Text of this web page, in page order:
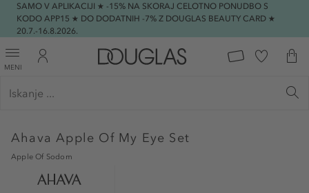
SAMO V APLIKACIJI ★ -15% NA SKORAJ CELOTNO PONUDBO S
KODO APP15 ★ DO DODATNIH -7% Z DOUGLAS BEAUTY CARD ★
20.7.-16.8.2026.
MENI
AhavaApple Of My Eye Set
Apple Of Sodom